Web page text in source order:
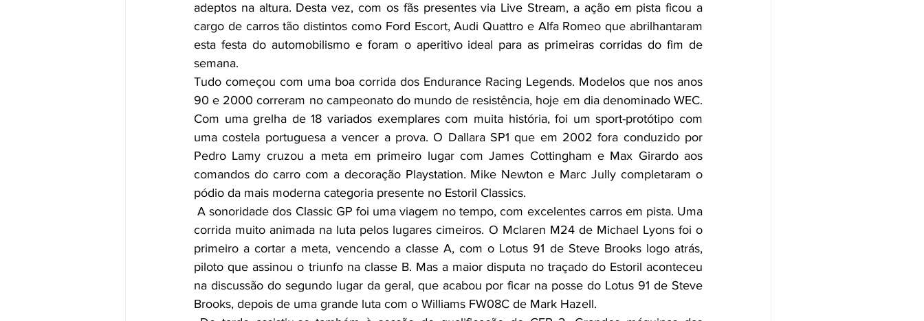
adeptos na altura. Desta vez, com os fãs presentes via Live Stream, a ação em pista ficou a
cargo de carros tão distintos como Ford Escort, Audi Quattro e Alfa Romeo que abrilhantaram
esta festa do automobilismo e foram o aperitivo ideal para as primeiras corridas do fim de
semana.
Tudo começou com uma boa corrida dos Endurance Racing Legends. Modelos que nos anos
90 e 2000 correram no campeonato do mundo de resistência, hoje em dia denominado WEC.
Com uma grelha de 18 variados exemplares com muita história, foi um sport-protótipo com
uma costela portuguesa a vencer a prova. O Dallara SP1 que em 2002 fora conduzido por
Pedro Lamy cruzou a meta em primeiro lugar com James Cottingham e Max Girardo aos
comandos do carro com a decoração Playstation. Mike Newton e Marc Jully completaram o
pódio da mais moderna categoria presente no Estoril Classics.
A sonoridade dos Classic GP foi uma viagem no tempo, com excelentes carros em pista. Uma
corrida muito animada na luta pelos lugares cimeiros. O Mclaren M24 de Michael Lyons foi o
primeiro a cortar a meta, vencendo a classe A, com o Lotus 91 de Steve Brooks logo atrás,
piloto que assinou o triunfo na classe B. Mas a maior disputa no traçado do Estoril aconteceu
na discussão do segundo lugar da geral, que acabou por ficar na posse do Lotus 91 de Steve
Brooks, depois de uma grande luta com o Williams FW08C de Mark Hazell.